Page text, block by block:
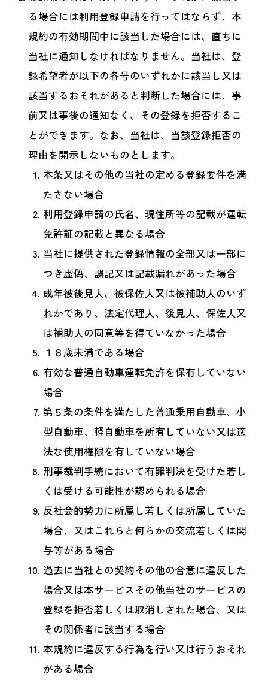
る場合には利用登録申請を行ってはならず、本
規約の有効期間中に該当した場合には、直ちに
当社に通知しなければなりません。当社は、登
録希望者が以下の各号のいずれかに該当し又は
該当するおそれがあると判断した場合には、事
前又は事後の通知なく、その登録を拒否するこ
とができます。なお、当社は、当該登録拒否の
理由を開示しないものとします。
本条又はその他の当社の定める登録要件を満
たさない場合
利用登録申請の氏名、現住所等の記載が運転
免許証の記載と異なる場合
当社に提供された登録情報の全部又は一部に
つき虚偽、誤記又は記載漏れがあった場合
成年被後見人、被保佐人又は被補助人のいず
れかであり、法定代理人、後見人、保佐人又
は補助人の同意等を得ていなかった場合
１８歳未満である場合
有効な普通自動車運転免許を保有していない
場合
第５条の条件を満たした普通乗用自動車、小
型自動車、軽自動車を所有していない又は適
法な使用権限を有していない場合
刑事裁判手続において有罪判決を受けた若し
くは受ける可能性が認められる場合
反社会的勢力に所属し若しくは所属していた
場合、又はこれらと何らかの交流若しくは関
与等がある場合
過去に当社との契約その他の合意に違反した
場合又は本サービスその他当社のサービスの
登録を拒否若しくは取消しされた場合、又は
その関係者に該当する場合
本規約に違反する行為を行い又は行うおそれ
がある場合